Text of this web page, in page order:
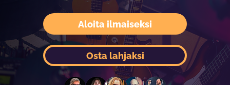
Aloita ilmaiseksi
Osta lahjaksi